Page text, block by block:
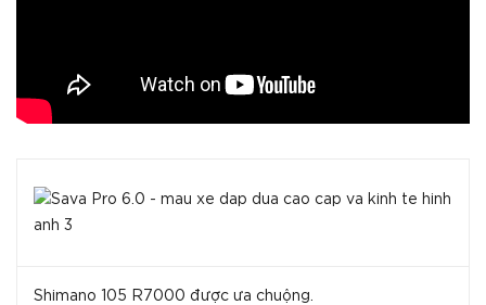
Shimano 105 R7000 được ưa chuộng.